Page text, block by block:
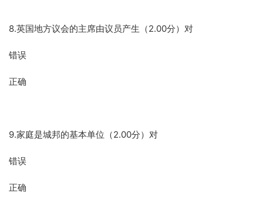
8.英国地方议会的主席由议员产生（2.00分）对
错误
正确
9.家庭是城邦的基本单位（2.00分）对
错误
正确